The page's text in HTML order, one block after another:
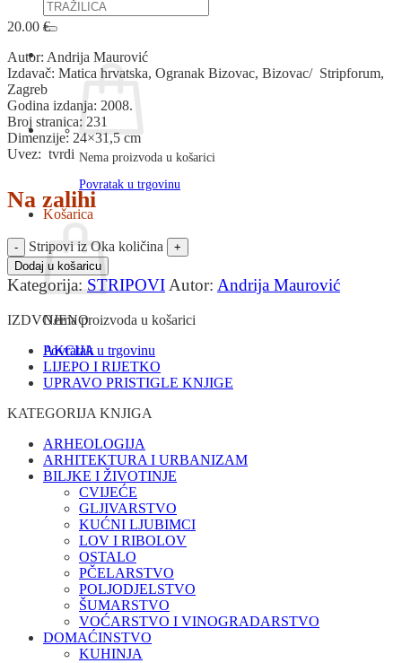
Nema proizvoda u košarici
Povratak u trgovinu
Košarica
Nema proizvoda u košarici
Povratak u trgovinu
20.00 €
Autor: Andrija Maurović
Izdavač: Matica hrvatska, Ogranak Bizovac, Bizovac/ Stripforum,
Zagreb
Godina izdanja: 2008.
Broj stranica: 231
Dimenzije: 24×31,5 cm
Uvez: tvrdi
Na zalihi
Stripovi iz Oka količina
Dodaj u košaricu
Kategorija: STRIPOVI Autor: Andrija Maurović
IZDVOJENO
AKCIJA
LIJEPO I RIJETKO
UPRAVO PRISTIGLE KNJIGE
KATEGORIJA KNJIGA
ARHEOLOGIJA
ARHITEKTURA I URBANIZAM
BILJKE I ŽIVOTINJE
CVIJEĆE
GLJIVARSTVO
KUĆNI LJUBIMCI
LOV I RIBOLOV
OSTALO
PČELARSTVO
POLJODJELSTVO
ŠUMARSTVO
VOĆARSTVO I VINOGRADARSTVO
DOMAĆINSTVO
KUHINJA